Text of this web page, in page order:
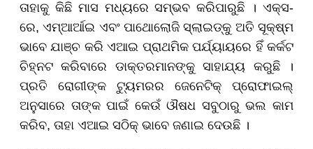
ତାହାକୁ କିଛି ମାସ ମଧ୍ୟରେ ସମ୍ଭବ କରିପାରୁଛି । ଏକ୍ସ-
ରେ, ଏମ୍ଆର୍ଆଇ ଏବଂ ପାଥୋଲୋଜି ସ୍ଲାଇଡ୍କୁ ଅତି ସୂକ୍ଷ୍ମ
ଭାବେ ଯାଞ୍ଚ କରି ଏଆଇ ପ୍ରାଥମିକ ପର୍ଯ୍ୟାୟରେ ହିଁ କର୍କଟ
ଚିହ୍ନଟ କରିବାରେ ଡାକ୍ତରମାନଙ୍କୁ ସାହାଯ୍ୟ କରୁଛି ।
ପ୍ରତି ରୋଗୀଙ୍କ ଟ୍ୟୁମରର ଜେନେଟିକ୍ ପ୍ରୋଫାଇଲ୍
ଅନୁସାରେ ତାଙ୍କ ପାଇଁ କେଉଁ ଔଷଧ ସବୁଠାରୁ ଭଲ କାମ
କରିବ, ତାହା ଏଆଇ ସଠିକ୍ ଭାବେ ଜଣାଇ ଦେଉଛି ।